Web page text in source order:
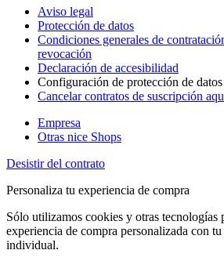
Aviso legal
Protección de datos
Condiciones generales de
revocación
Declaración de accesibilidad
Configuración de protección de datos
Cancelar contratos de suscripción
Empresa
Otras nice Shops
Desistir del contrato
Personaliza tu experiencia de compra
Sólo utilizamos cookies y otras tecnologías
experiencia de compra personalizada con
individual.